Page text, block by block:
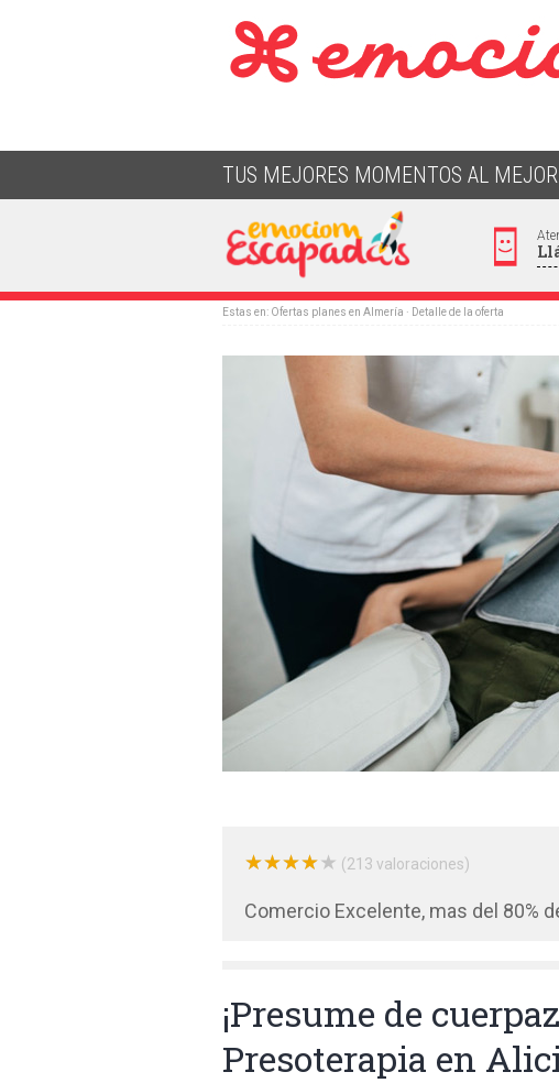
TUS MEJORES MOMENTOS AL
Estas en: Ofertas planes en Almería · Detalle de la oferta
★★★★★
★★★★★ (213 valoraciones)
Comercio Excelente, mas del 80%
¡Presume de
Presoterapia en